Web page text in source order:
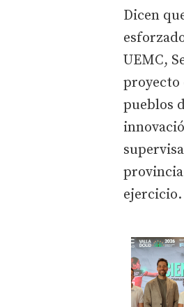
Dicen
UEMC,
proyecto
pueblos
ejercicio.